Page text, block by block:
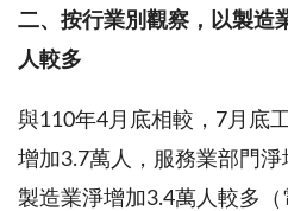
二、按行業別觀察，以製造
人較多
與110年4月底相較， 7月底
增加 3.7萬人，服務業部門淨
製造業淨增加 3.4萬人較多